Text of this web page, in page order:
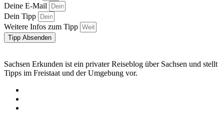
Deine E-Mail
Dein Tipp
Weitere Infos zum Tipp
Tipp Absenden
Sachsen Erkunden ist ein privater Reiseblog über Sachsen und stellt
Tipps im Freistaat und der Umgebung vor.